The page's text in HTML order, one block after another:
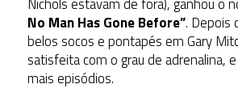
No Man Has Gone Before”. Depois
belos socos e pontapés em Gary
satisfeita com o grau de adrenalina,
mais episódios.